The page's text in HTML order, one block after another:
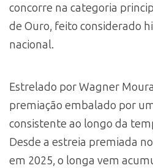
concorre na categoria
de Ouro, feito considerado
nacional.
Estrelado por Wagner
premiação embalado por
consistente ao longo da
Desde a estreia premiada
em 2025, o longa vem